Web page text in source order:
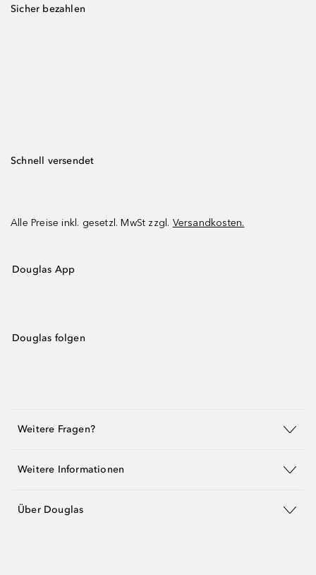
Sicher bezahlen
Schnell versendet
Alle Preise inkl. gesetzl. MwSt zzgl. Versandkosten.
Douglas App
Douglas folgen
Weitere Fragen?
Weitere Informationen
Über Douglas